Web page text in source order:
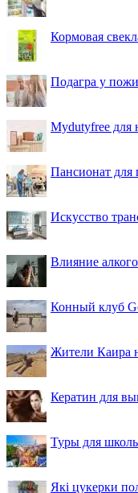
Кормовая
Подагра у
Mydutyfree для
Пансионат для
Искусство
Влияние
Конный клуб
Жители Каира
Кератин для
Туры для
Які цукерки